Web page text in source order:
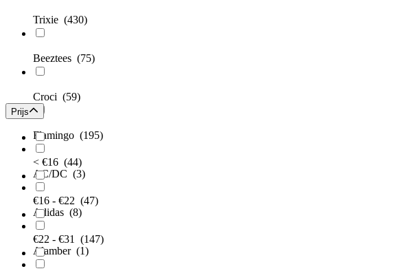
Trixie (430)
Beeztees (75)
Croci (59)
Flamingo (195)
AC/DC (3)
Adidas (8)
Alamber (1)
Prijs
< €16 (44)
€16 - €22 (47)
€22 - €31 (147)